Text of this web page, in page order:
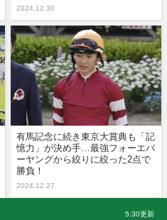
2024.12.30
有馬記念に続き東京大賞典も「記
憶力」が決め手…最強フォーエバ
ーヤングから絞りに絞った2点で
勝負！
2024.12.27
5:30更新